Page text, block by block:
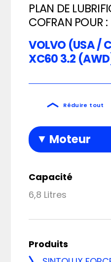
PLAN DE
COFRAN POUR :
VOLVO (USA /
XC60 3.2
Réduire tout
Moteur
Capacité
6,8 Litres
Produits